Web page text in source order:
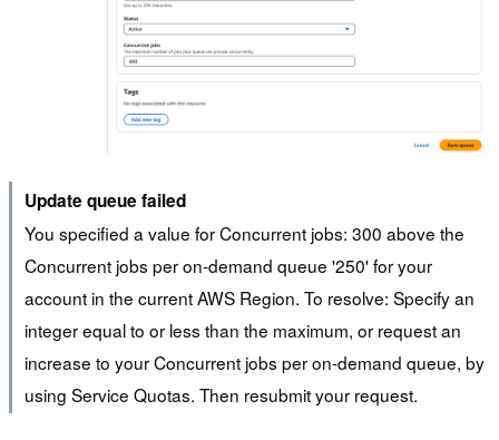
Update queue failed
You specified a value for Concurrent jobs: 300 above the
Concurrent jobs per on-demand queue '250' for your
account in the current AWS Region. To resolve: Specify an
integer equal to or less than the maximum, or request an
increase to your Concurrent jobs per on-demand queue, by
using Service Quotas. Then resubmit your request.